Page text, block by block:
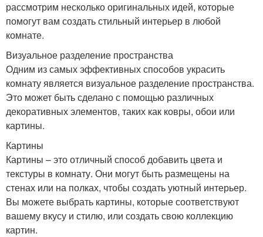
рассмотрим несколько оригинальных идей, которые
помогут вам создать стильный интерьер в любой
комнате.
Визуальное разделение пространства
Одним из самых эффективных способов украсить
комнату является визуальное разделение пространства.
Это может быть сделано с помощью различных
декоративных элементов, таких как ковры, обои или
картины.
Картины
Картины – это отличный способ добавить цвета и
текстуры в комнату. Они могут быть размещены на
стенах или на полках, чтобы создать уютный интерьер.
Вы можете выбрать картины, которые соответствуют
вашему вкусу и стилю, или создать свою коллекцию
картин.